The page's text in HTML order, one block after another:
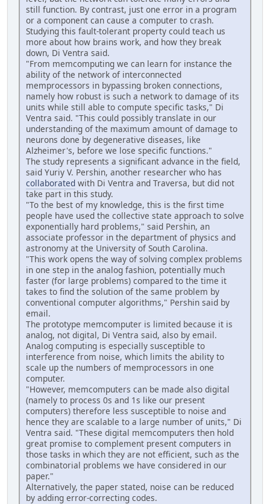
still function. By contrast, just one error in a program
or a component can cause a computer to crash.
Studying this fault-tolerant property could teach us
more about how brains work, and how they break
down, Di Ventra said.
"From memcomputing we can learn for instance the
ability of the network of interconnected
memprocessors in bypassing broken connections,
namely how robust is such a network to damage of its
units while still able to compute specific tasks," Di
Ventra said. "This could possibly translate in our
understanding of the maximum amount of damage to
neurons done by degenerative diseases, like
Alzheimer's, before we lose specific functions."
The study represents a significant advance in the field,
said Yuriy V. Pershin, another researcher who has
collaborated with Di Ventra and Traversa, but did not
take part in this study.
"To the best of my knowledge, this is the first time
people have used the collective state approach to solve
exponentially hard problems," said Pershin, an
associate professor in the department of physics and
astronomy at the University of South Carolina.
"This work opens the way of solving complex problems
in one step in the analog fashion, potentially much
faster (for large problems) compared to the time it
takes to find the solution of the same problem by
conventional computer algorithms," Pershin said by
email.
The prototype memcomputer is limited because it is
analog, not digital, Di Ventra said, also by email.
Analog computing is especially susceptible to
interference from noise, which limits the ability to
scale up the numbers of memprocessors in one
computer.
"However, memcomputers can be made also digital
(namely to process 0s and 1s like our present
computers) therefore less susceptible to noise and
hence they are scalable to a large number of units," Di
Ventra said. "These digital memcomputers then hold
great promise to complement present computers in
those tasks in which they are not efficient, such as the
combinatorial problems we have considered in our
paper."
Alternatively, the paper stated, noise can be reduced
by adding error-correcting codes.